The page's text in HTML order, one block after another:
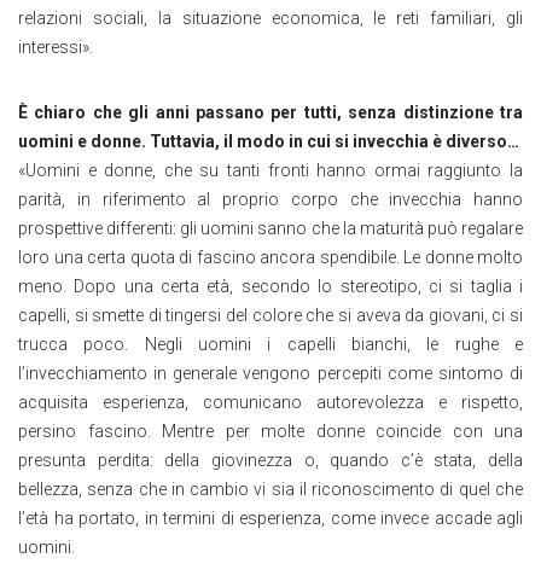
relazioni sociali, la situazione economica, le reti familiari, gli
interessi».
È chiaro che gli anni passano per tutti, senza distinzione tra
uomini e donne. Tuttavia, il modo in cui si invecchia è diverso…
«Uomini e donne, che su tanti fronti hanno ormai raggiunto la
parità, in riferimento al proprio corpo che invecchia hanno
prospettive differenti: gli uomini sanno che la maturità può regalare
loro una certa quota di fascino ancora spendibile. Le donne molto
meno. Dopo una certa età, secondo lo stereotipo, ci si taglia i
capelli, si smette di tingersi del colore che si aveva da giovani, ci si
trucca poco. Negli uomini i capelli bianchi, le rughe e
l’invecchiamento in generale vengono percepiti come sintomo di
acquisita esperienza, comunicano autorevolezza e rispetto,
persino fascino. Mentre per molte donne coincide con una
presunta perdita: della giovinezza o, quando c’è stata, della
bellezza, senza che in cambio vi sia il riconoscimento di quel che
l’età ha portato, in termini di esperienza, come invece accade agli
uomini.